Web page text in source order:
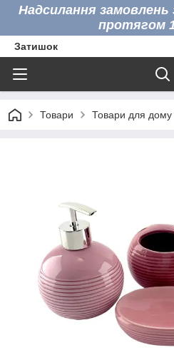
Надсилання замовлень
протягом
Затишок
Товари Товари для дому